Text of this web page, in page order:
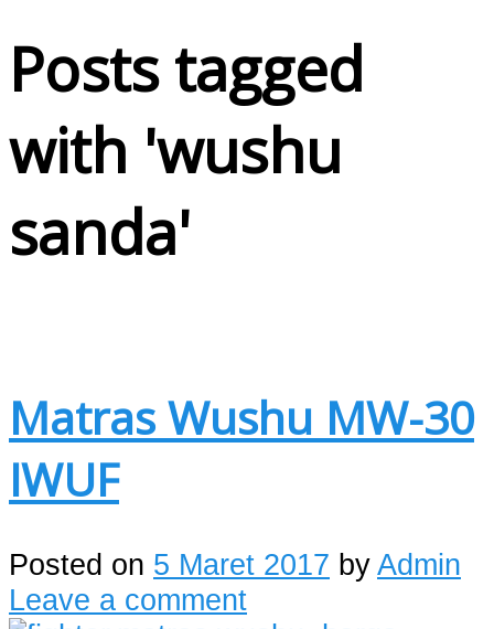
Posts tagged
with 'wushu
sanda'
Matras Wushu MW-30
IWUF
Posted on 5 Maret 2017 byAdmin
Leave a comment